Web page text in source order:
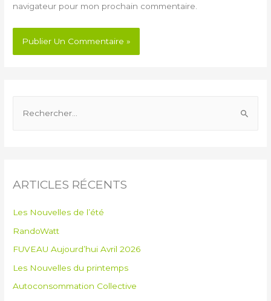
navigateur pour mon prochain commentaire.
ARTICLES RÉCENTS
Les Nouvelles de l’été
RandoWatt
FUVEAU Aujourd’hui Avril 2026
Les Nouvelles du printemps
Autoconsommation Collective